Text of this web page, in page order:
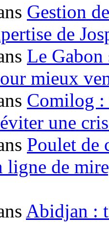
Gestion
de
Le Gabon
mieux
Comilog :
une
Poulet de
ligne de
Abidjan :